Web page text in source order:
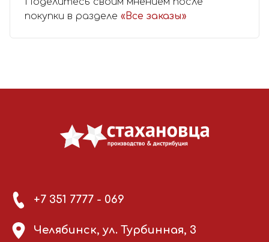
покупки в разделе «Все заказы»
+7 351 7777 - 069
Челябинск, ул. Турбинная, 3